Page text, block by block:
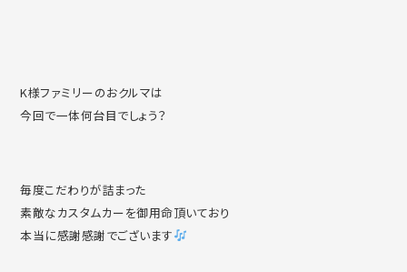
K様ファミリーのおクルマは
今回で一体何台目でしょう？
毎度こだわりが詰まった
素敵なカスタムカーを御用命頂いており
本当に感謝感謝でございます